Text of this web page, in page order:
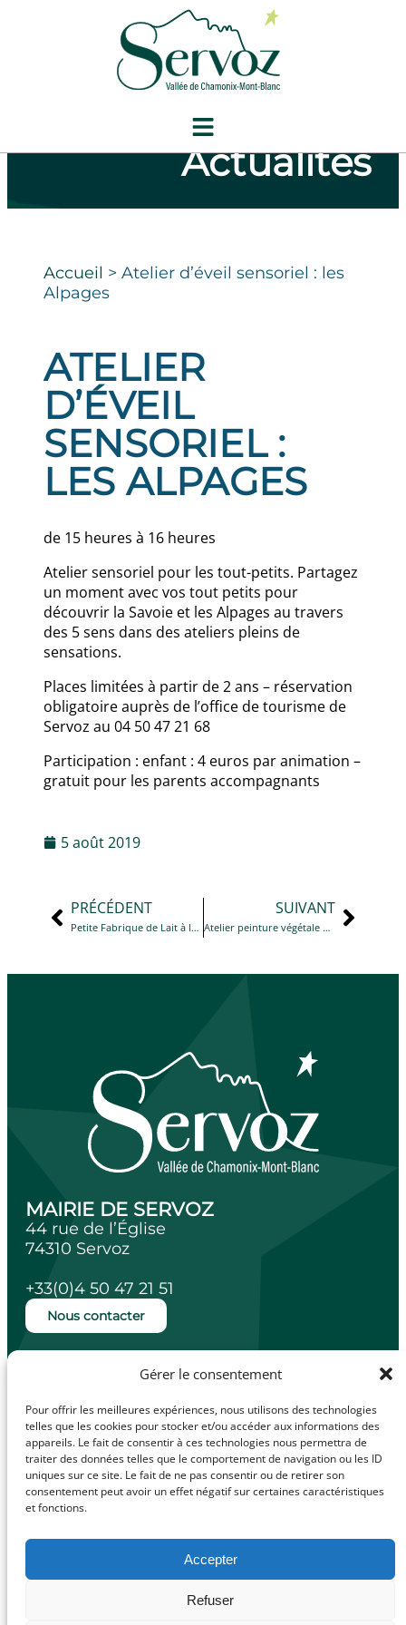
Gérer le consentement
Pour offrir les meilleures expériences, nous utilisons des technologies
telles que les cookies pour stocker et/ou accéder aux informations des
appareils. Le fait de consentir à ces technologies nous permettra de
traiter des données telles que le comportement de navigation ou les ID
uniques sur ce site. Le fait de ne pas consentir ou de retirer son
consentement peut avoir un effet négatif sur certaines caractéristiques
et fonctions.
Accepter
Refuser
Actualités
Accueil > Atelier d’éveil sensoriel : les
Alpages
ATELIER
D’ÉVEIL
SENSORIEL :
LES ALPAGES
de 15 heures à 16 heures
Atelier sensoriel pour les tout-petits. Partagez
un moment avec vos tout petits pour
découvrir la Savoie et les Alpages au travers
des 5 sens dans des ateliers pleins de
sensations.
Places limitées à partir de 2 ans – réservation
obligatoire auprès de l’office de tourisme de
Servoz au 04 50 47 21 68
Participation : enfant : 4 euros par animation –
gratuit pour les parents accompagnants
5 août 2019
PRÉCÉDENT
Petite Fabrique de Lait à la Maison du Lieutenant
SUIVANT
Atelier peinture végétale à la Maison du Lieutenant
MAIRIE DE SERVOZ
44 rue de l’Église
74310 Servoz
+33(0)4 50 47 21 51
Nous contacter
Lundi, mardi, jeudi et vendredi de 14h à
Mercredi de 10h à 12h.
facebook
Mentions légales